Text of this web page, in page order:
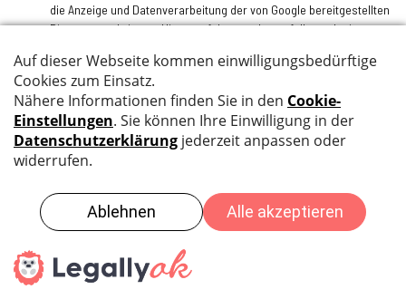
die Anzeige und Datenverarbeitung der von Google bereitgestellten
Dienste zu erbringen. Hierzu erfolgt gegebenenfalls auch eine
Maps, Google Ads und Google Fonts gemäß der Google-
Datenschutzerklärung in datenschutzrechtlicher Verantwortung
von Google. Die Zertifizierung des Anbieters im Rahmen des EU-US
Data Privacy Frameworks können Sie unter
https://www.dataprivacyframework.gov/listabrufen.
Nähere Informationen zum Widerruf Ihrer Einwilligung finden Sie
entweder bei der Einwilligung selbst oder am Ende dieser
Datenschutzerklärung.
Weitere Informationen zum Handling der übertragenen Daten
finden Sie in der Datenschutzerklärung des Anbieters unter